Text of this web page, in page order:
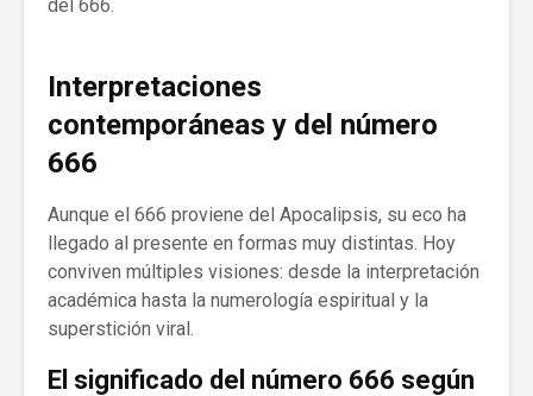
del 666.
Interpretaciones
contemporáneas y del número
666
Aunque el 666 proviene del Apocalipsis, su eco ha
llegado al presente en formas muy distintas. Hoy
conviven múltiples visiones: desde la interpretación
académica hasta la numerología espiritual y la
superstición viral.
El significado del número 666 según